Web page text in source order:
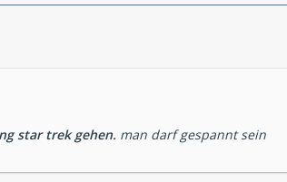
star trek gehen. man darf gespannt sein